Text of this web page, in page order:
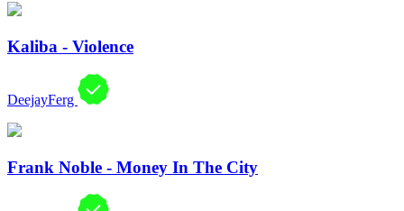
Kaliba - Violence
DeejayFerg
Frank Noble - Money In The City